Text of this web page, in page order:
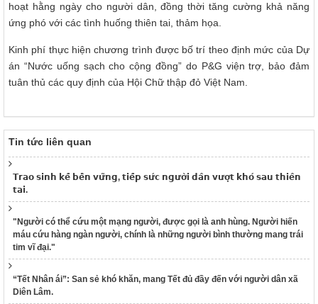
hoạt hằng ngày cho người dân, đồng thời tăng cường khả năng
ứng phó với các tình huống thiên tai, thảm họa.
Kinh phí thực hiện chương trình được bố trí theo định mức của Dự
án “Nước uống sạch cho cộng đồng” do P&G viện trợ, bảo đảm
tuân thủ các quy định của Hội Chữ thập đỏ Việt Nam.
Tin tức liên quan
𝗧𝗿𝗮𝗼 𝘀𝗶𝗻𝗵 𝗸𝗲̂́ 𝗯𝗲̂̀𝗻 𝘃𝘂̛̃𝗻𝗴, 𝘁𝗶𝗲̂́𝗽 𝘀𝘂̛́𝗰 𝗻𝗴𝘂̛𝗼̛̀𝗶 𝗱𝗮̂𝗻 𝘃𝘂̛𝗼̛̣𝘁 𝗸𝗵𝗼́ 𝘀𝗮𝘂 𝘁𝗵𝗶𝗲̂𝗻
𝘁𝗮𝗶.
"Người có thể cứu một mạng người, được gọi là anh hùng. Người hiến
máu cứu hàng ngàn người, chính là những người bình thường mang trái
tim vĩ đại."
“Tết Nhân ái”: San sẻ khó khăn, mang Tết đủ đầy đến với người dân xã
Diên Lâm.